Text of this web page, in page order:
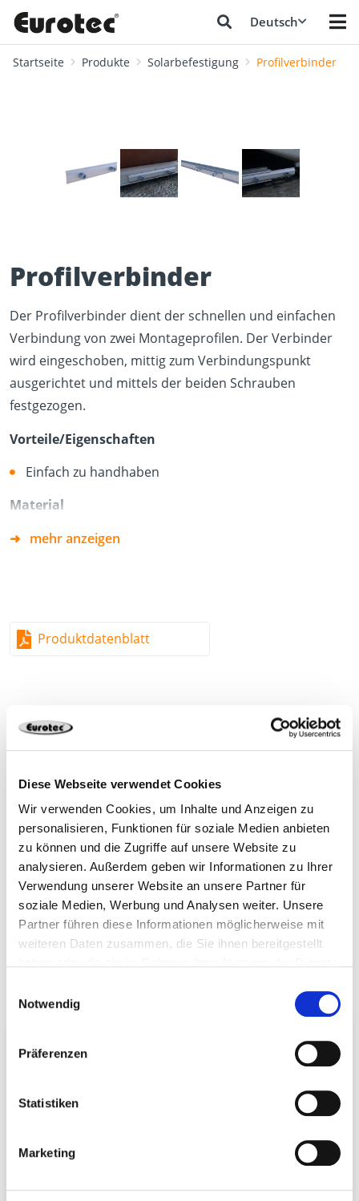
Diese Webseite verwendet Cookies
Wir verwenden Cookies, um Inhalte und Anzeigen zu
personalisieren, Funktionen für soziale Medien anbieten
zu können und die Zugriffe auf unsere Website zu
analysieren. Außerdem geben wir Informationen zu Ihrer
Verwendung unserer Website an unsere Partner für
soziale Medien, Werbung und Analysen weiter. Unsere
Partner führen diese Informationen möglicherweise mit
weiteren Daten zusammen, die Sie ihnen bereitgestellt
Notwendig
Präferenzen
Statistiken
Marketing
Deutsch
Startseite Produkte Solarbefestigung Profilverbinder
Profilverbinder
Der Profilverbinder dient der schnellen und einfachen
Verbindung von zwei Montageprofilen. Der Verbinder
wird eingeschoben, mittig zum Verbindungspunkt
ausgerichtet und mittels der beiden Schrauben
festgezogen.
Vorteile/Eigenschaften
Einfach zu handhaben
Material
Aluminium
mehr anzeigen
Produktdatenblatt
4064827162989
Weitere Produkte der Kategorie
Gründach bis max. 5°
Flachdach bis max. 5°